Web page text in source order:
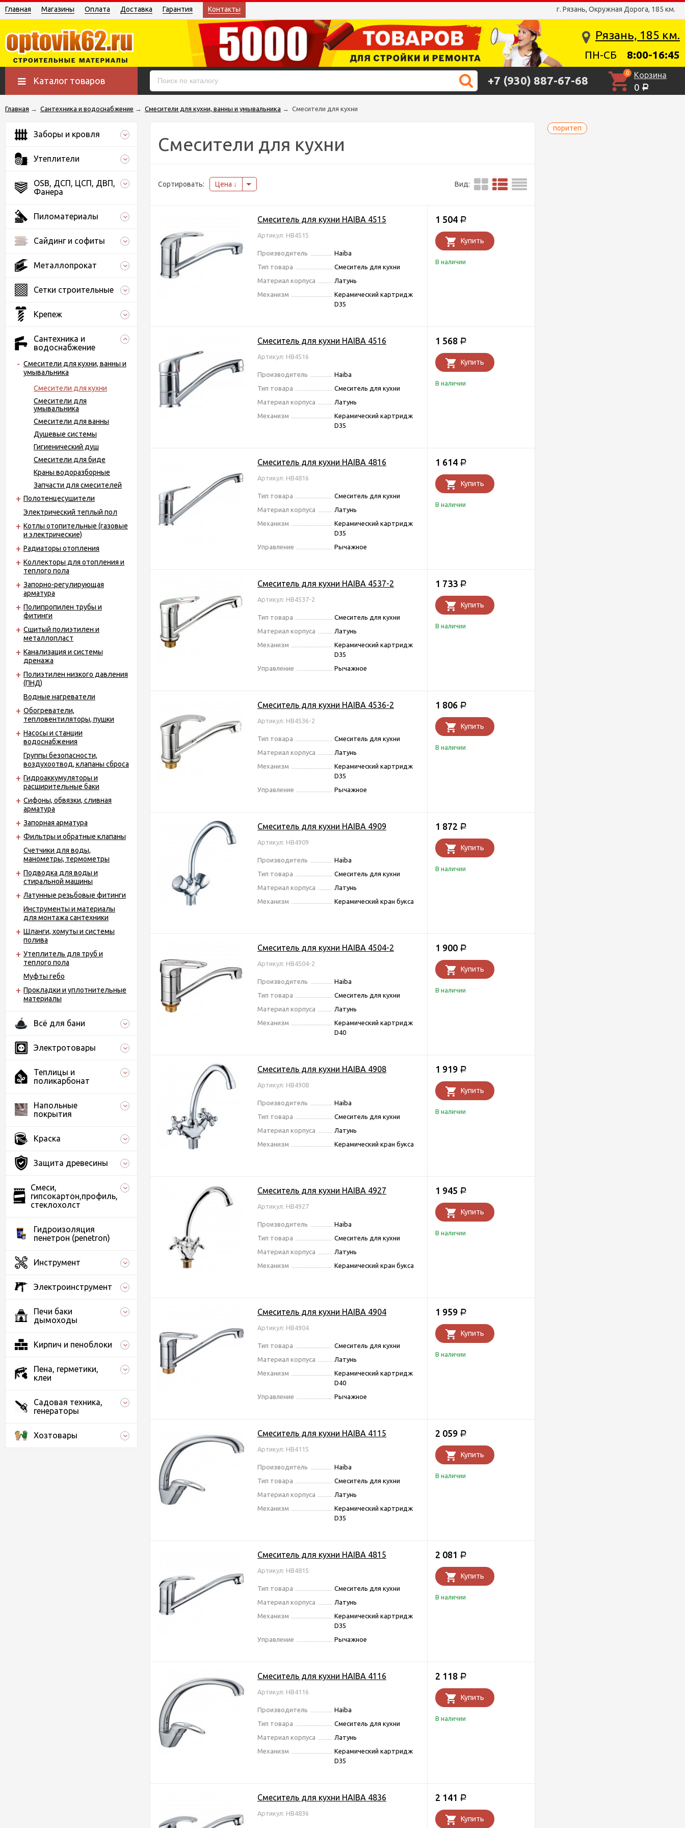
г. Рязань, Окружная Дорога, 185 км.
Главная Магазины Оплата Доставка Гарантия Контакты
Рязань, 185 км.
ПН-СБ 8:00-16:45
Каталог товаров +7 (930) 887-67-68
0 Корзина
0 Р
Главная → Сантехника и водоснабжение → Смесители для кухни, ванны и умывальника → Смесители для кухни
поритеп
Заборы и кровля
Утеплители
OSB, ДСП, ЦСП, ДВП,
Фанера
Пиломатериалы
Сайдинг и софиты
Металлопрокат
Сетки строительные
Крепеж
Сантехника и
водоснабжение
Смесители для кухни, ванны и
умывальника
Смесители для кухни
Смесители для
умывальника
Смесители для ванны
Душевые системы
Гигиенический душ
Смесители для биде
Краны водоразборные
Запчасти для смесителей
Полотенцесушители
Электрический теплый пол
Котлы отопительные (газовые
и электрические)
Радиаторы отопления
Коллекторы для отопления и
теплого пола
Запорно-регулирующая
арматура
Полипропилен трубы и
фитинги
Сшитый полиэтилен и
металлопласт
Канализация и системы
дренажа
Полиэтилен низкого давления
(ПНД)
Водные нагреватели
Обогреватели,
тепловентиляторы, пушки
Насосы и станции
водоснабжения
Группы безопасности,
воздухоотвод, клапаны сброса
Гидроаккумуляторы и
расширительные баки
Сифоны, обвязки, сливная
арматура
Запорная арматура
Фильтры и обратные клапаны
Счетчики для воды,
манометры, термометры
Подводка для воды и
стиральной машины
Латунные резьбовые фитинги
Инструменты и материалы
для монтажа сантехники
Шланги, хомуты и системы
полива
Утеплитель для труб и
теплого пола
Муфты гебо
Прокладки и уплотнительные
материалы
Всё для бани
Электротовары
Теплицы и
поликарбонат
Напольные
покрытия
Краска
Защита древесины
Смеси,
гипсокартон,профиль,
стеклохолст
Гидроизоляция
пенетрон (penetron)
Инструмент
Электроинструмент
Печи баки
дымоходы
Кирпич и пеноблоки
Пена, герметики,
клеи
Садовая техника,
генераторы
Хозтовары
Смесители для кухни
Сортировать: Цена Вид:
Смеситель для кухни HAIBA 4515
Артикул: HB4515
Производитель
Haiba
Тип товара
Смеситель для кухни
Материал корпуса
Латунь
Механизм
Керамический картридж
D35
1 504 Р
Купить
В наличии
Смеситель для кухни HAIBA 4516
Артикул: HB4516
Производитель
Haiba
Тип товара
Смеситель для кухни
Материал корпуса
Латунь
Механизм
Керамический картридж
D35
1 568 Р
Купить
В наличии
Смеситель для кухни HAIBA 4816
Артикул: HB4816
Тип товара
Смеситель для кухни
Материал корпуса
Латунь
Механизм
Керамический картридж
D35
Управление
Рычажное
1 614 Р
Купить
В наличии
Смеситель для кухни HAIBA 4537-2
Артикул: HB4537-2
Тип товара
Смеситель для кухни
Материал корпуса
Латунь
Механизм
Керамический картридж
D35
Управление
Рычажное
1 733 Р
Купить
В наличии
Смеситель для кухни HAIBA 4536-2
Артикул: HB4536-2
Тип товара
Смеситель для кухни
Материал корпуса
Латунь
Механизм
Керамический картридж
D35
Управление
Рычажное
1 806 Р
Купить
В наличии
Смеситель для кухни HAIBA 4909
Артикул: HB4909
Производитель
Haiba
Тип товара
Смеситель для кухни
Материал корпуса
Латунь
Механизм
Керамический кран букса
1 872 Р
Купить
В наличии
Смеситель для кухни HAIBA 4504-2
Артикул: HB4504-2
Производитель
Haiba
Тип товара
Смеситель для кухни
Материал корпуса
Латунь
Механизм
Керамический картридж
D40
1 900 Р
Купить
В наличии
Смеситель для кухни HAIBA 4908
Артикул: HB4908
Производитель
Haiba
Тип товара
Смеситель для кухни
Материал корпуса
Латунь
Механизм
Керамический кран букса
1 919 Р
Купить
В наличии
Смеситель для кухни HAIBA 4927
Артикул: HB4927
Производитель
Haiba
Тип товара
Смеситель для кухни
Материал корпуса
Латунь
Механизм
Керамический кран букса
1 945 Р
Купить
В наличии
Смеситель для кухни HAIBA 4904
Артикул: HB4904
Тип товара
Смеситель для кухни
Материал корпуса
Латунь
Механизм
Керамический картридж
D40
Управление
Рычажное
1 959 Р
Купить
В наличии
Смеситель для кухни HAIBA 4115
Артикул: HB4115
Производитель
Haiba
Тип товара
Смеситель для кухни
Материал корпуса
Латунь
Механизм
Керамический картридж
D35
2 059 Р
Купить
В наличии
Смеситель для кухни HAIBA 4815
Артикул: HB4815
Тип товара
Смеситель для кухни
Материал корпуса
Латунь
Механизм
Керамический картридж
D35
Управление
Рычажное
2 081 Р
Купить
В наличии
Смеситель для кухни HAIBA 4116
Артикул: HB4116
Производитель
Haiba
Тип товара
Смеситель для кухни
Материал корпуса
Латунь
Механизм
Керамический картридж
D35
2 118 Р
Купить
В наличии
Смеситель для кухни HAIBA 4836
Артикул: HB4836
2 141 Р
Купить